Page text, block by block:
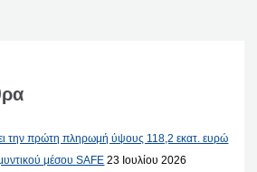
την πρώτη πληρωμή ύψους 118,2 εκατ. ευρώ
μέσου SAFE 23 Ιουλίου 2026